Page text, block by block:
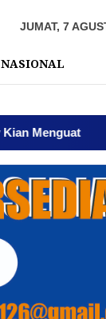
JUMAT, 7
NASIONAL
AWPI Serukan